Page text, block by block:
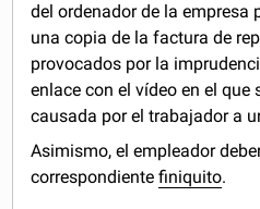
del ordenador de la empresa
una copia de la factura de
provocados por la
enlace con el vídeo en el que
causada por el trabajador a
Asimismo, el empleador
correspondientefiniquito.